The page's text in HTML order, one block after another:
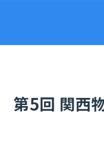
第5回 関西